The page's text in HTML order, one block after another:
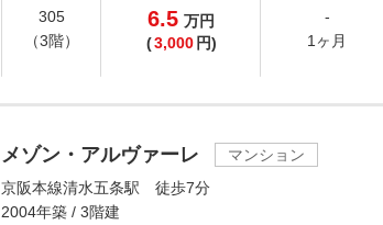
305
（3階）
6.5 万円
(3,000 円)
-
1ヶ月
メゾン・アルヴァーレ
マンション
京阪本線清水五条駅 徒歩7分
2004年築 / 3階建